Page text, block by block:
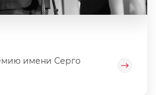
имени Серго